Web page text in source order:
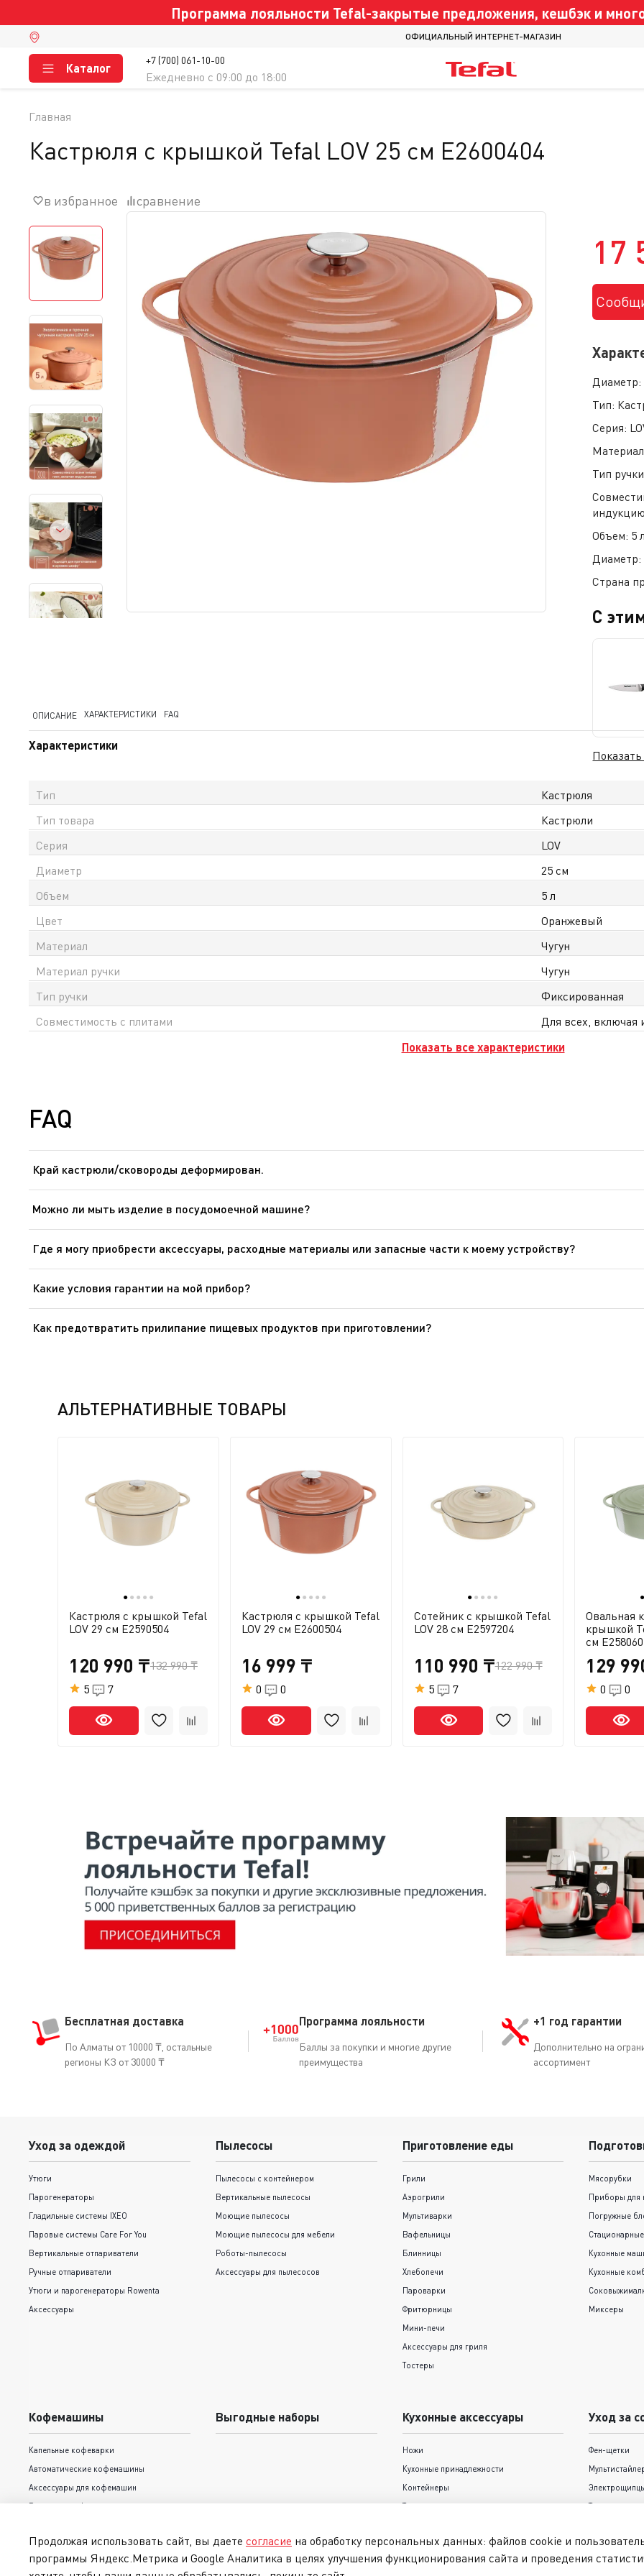
Программа лояльности Tefal-закрытые предложения, кешбэк и
ОФИЦИАЛЬНЫЙ ИНТЕРНЕТ-МАГАЗИН
+7 (700) 061-10-00
Ежедневно c 09:00 до 18:00
Каталог
17
Диаметр:
Тип:
Серия:
Тип
индукцию
Объем: 5 л
Диаметр:
Страна
С
Главная
Кастрюля с крышкой Tefal LOV 25 см E2600404
в избранное сравнение
ОПИСАНИЕ ХАРАКТЕРИСТИКИ FAQ
Характеристики
Тип
Кастрюля
Тип товара
Кастрюли
Серия
LOV
Диаметр
25 см
Объем
5 л
Цвет
Оранжевый
Материал
Чугун
Материал ручки
Чугун
Тип ручки
Фиксированная
Совместимость с плитами
Для всех, включая
Показать все характеристики
FAQ
Край кастрюли/сковороды деформирован.
Чрезмерное внешнее усилие, прилагаемое к кастрюлям или сковородам в результате, например, их падения или
тепла в процессе приготовления кастрюля/сковорода не деформируются.)
Можно ли мыть изделие в посудомоечной машине?
Для продления срока службы изделий рекомендуется мойка только вручную теплой водой и неабразивной губкой.
Где я могу приобрести аксессуары, расходные материалы или запасные части к моему устройству?
Пожалуйста, перейдите в раздел «Аксессуары» веб-сайта, чтобы легко найти то, что вам нужно для вашего
Какие условия гарантии на мой прибор?
Дополнительные сведения содержатся в разделе «Гарантия» этого веб-сайта.
Как предотвратить прилипание пищевых продуктов при приготовлении?
регулярно моется в посудомоечной машине. Также необходимо избегать чрезмерного нагревания и появления
металлических принадлежностей (кухонных лопаток, половников) и/или очисткой с помощью абразивной губки.
покрытия появляются невыводимые пятна. Это никак не влияет на характеристики посуды и не представляет
Предварительно разогретая сковорода и медленный огонь являются ключом к приготовлению блюд в посуде из
сковороду на медленном или среднем огне в течение одной-двух минут. Чтобы проверить, что сковорода готова,
в разные стороны. Разогрев сковороду, вылейте 2-3 чайных ложки (или необходимое количество) растительного
звук, с которым продукты соприкасаются со сковородой, больше похож на треск, чем шипение, это означает, что
прилипание. НИКОГДА не используйте спреи для приготовления пищи без прилипания.
АЛЬТЕРНАТИВНЫЕ ТОВАРЫ
● ● ● ● ●
Кастрюля с крышкой Tefal
LOV 29 см E2590504
120 990 ₸132 990 ₸
5
7
● ● ● ● ●
Кастрюля с крышкой Tefal
LOV 29 см E2600504
16 999 ₸
0 0
● ● ● ● ●
Сотейник с крышкой Tefal
LOV 28 см E2597204
110 990 ₸122 990 ₸
5
7
●
Овальная
крышкой
см
129
0
0
Бесплатная доставка
По Алматы от 10000 ₸, остальные
регионы КЗ от 30000 ₸
Программа лояльности
Баллы за покупки и многие другие
преимущества
+1 год гарантии
Дополнительно на
ассортимент
Уход за одеждой
Утюги
Парогенераторы
Гладильные системы IXEO
Паровые системы Care For You
Вертикальные отпариватели
Ручные отпариватели
Утюги и парогенераторы Rowenta
Аксессуары
Пылесосы
Пылесосы с контейнером
Вертикальные пылесосы
Моющие пылесосы
Моющие пылесосы для мебели
Роботы-пылесосы
Аксессуары для пылесосов
Приготовление еды
Грили
Аэрогрили
Мультиварки
Вафельницы
Блинницы
Хлебопечи
Пароварки
Фритюрницы
Мини-печи
Аксессуары для гриля
Тостеры
Мясорубки
Приборы для
Погружные
Кухонные
Кухонные
Миксеры
Кофемашины
Капельные кофеварки
Автоматические кофемашины
Аксессуары для кофемашин
Рожковые кофеварки
Выгодные наборы Кухонные аксессуары
Ножи
Кухонные принадлежности
Контейнеры
Термокружки и термосы
Уход за
Фен-щетки
Триммеры
Выпрямители
Машинки для
Продолжая использовать сайт, вы даете согласие на обработку персональных данных: файлов cookie и
программы Яндекс.Метрика и Google Аналитика в целях улучшения функционирования сайта и проведения